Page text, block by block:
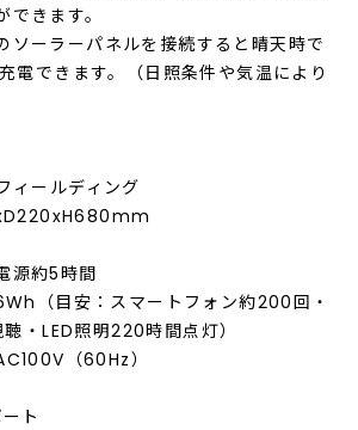
きます。
ーラーパネルを接続すると晴天時で
電できます。（日照条件や気温により
ィールディング
源約5時間
（目安：スマートフォン約200回・
・LED照明220時間点灯）
（60Hz）
ト